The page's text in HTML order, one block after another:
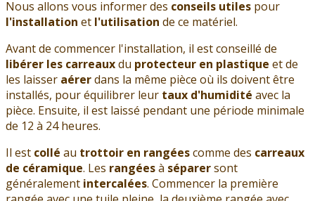
Nous allons vous informer des conseils utiles pour
l'installation et l'utilisation de ce matériel.
Avant de commencer l'installation, il est conseillé de
libérer les carreauxdu protecteur en plastique et de
les laisser aérerdans la même pièce où ils doivent être
installés, pour équilibrer leur taux d'humidité avec la
pièce. Ensuite, il est laissé pendant une période minimale
de 12 à 24 heures.
Il est collé au trottoir en rangéescomme des carreaux
de céramique. Les rangéesà séparersont
généralement intercalées. Commencer la première